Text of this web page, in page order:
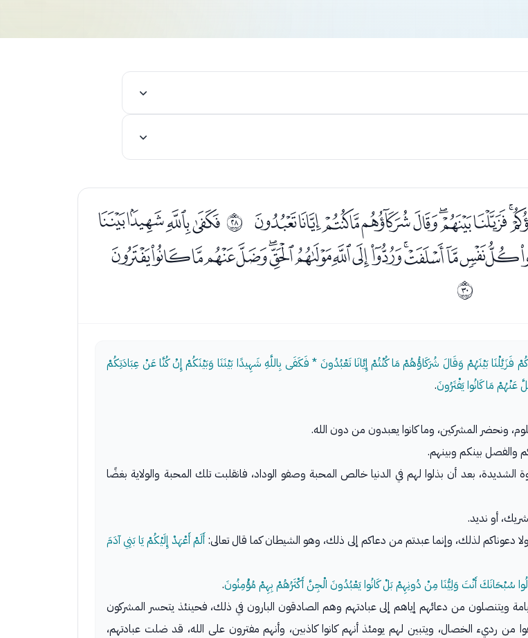
ﰛﮛﮜﮝﮞ
ﰝ
بَيْنَهُمْ وَقَالَ شُرَكَاؤُهُمْ مَا كُنْتُمْ إِيَّانَا تَعْبُدُونَ * فَكَفَى بِاللَّهِ شَهِيدًا بَيْنَنَا وَبَيْنَكُمْ إِنْ كُنَّا عَنْ عِبَادَتِكُمْ
مَا كَانُوا يَفْتَرُونَ.
ونحضر المشركين، وما كانوا يعبدون من دون الله.
والفصل بينكم وبينهم.
الشديدة، بعد أن بذلوا لهم في الدنيا خالص المحبة وصفو الوداد، فانقلبت تلك المحبة والولاية بغضًا
شريك، أو نديد.
ولا دعوناكم لذلك، وإنما عبدتم من دعاكم إلى ذلك، وهو الشيطان كما قال تعالى: أَلَمْ أَعْهَدْ إِلَيْكُمْ يَا بَنِي آدَمَ
سُبْحَانَكَ أَنْتَ وَلِيُّنَا مِنْ دُونِهِمْ بَلْ كَانُوا يَعْبُدُونَ الْجِنَّ أَكْثَرُهُمْ بِهِمْ مُؤْمِنُونَ.
ويتنصلون من دعائهم إياهم إلى عبادتهم وهم الصادقون البارون في ذلك، فحينئذ يتحسر المشركون
رديء الخصال، ويتبين لهم يومئذ أنهم كانوا كاذبين، وأنهم مفترون على الله، قد ضلت عبادتهم،